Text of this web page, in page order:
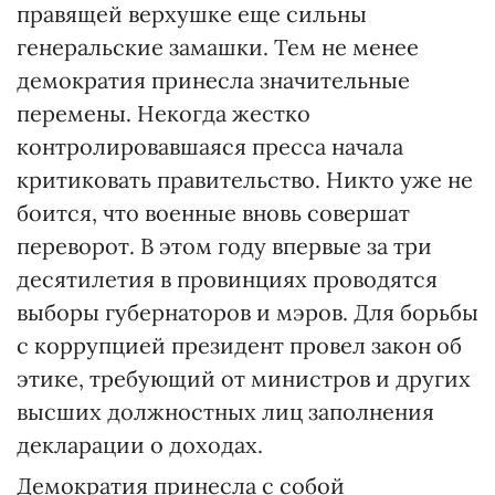
правящей верхушке еще сильны
генеральские замашки. Тем не менее
демократия принесла значительные
перемены. Некогда жестко
контролировавшаяся пресса начала
критиковать правительство. Никто уже не
боится, что военные вновь совершат
переворот. В этом году впервые за три
десятилетия в провинциях проводятся
выборы губернаторов и мэров. Для борьбы
с коррупцией президент провел закон об
этике, требующий от министров и других
высших должностных лиц заполнения
декларации о доходах.
Демократия принесла с собой